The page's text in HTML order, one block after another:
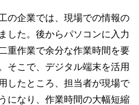
の企業では、現場での情報の
した。後からパソコンに入力
重作業で余分な作業時間を要
そこで、デジタル端末を活用
したところ、担当者が現場で
になり、作業時間の大幅短縮